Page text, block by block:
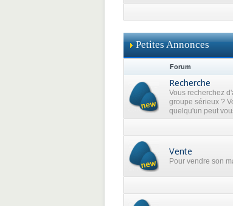
Petites Annonces
Forum
Recherche
Vous recherchez
groupe sérieux ?
quelqu'un peut
Vente
Pour vendre son